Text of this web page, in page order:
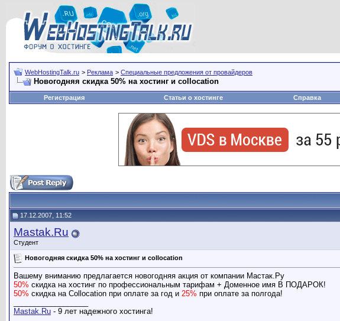
WebHostingTalk.ru > Реклама > Специальные предложения от провайдеров
Новогодняя скидка 50% на хостинг и collocation
Регистрация
Статьи о хостинге Справка
17.12.2007, 11:52
Mastak.Ru
Студент
Новогодняя скидка 50% на хостинг и collocation
Вашему вниманию предлагается новогодняя акция от компании Мастак.Ру
50% скидка на хостинг по профессиональным тарифам + Доменное имя В ПОДАРОК!
50% скидка на Collocation при оплате за год и 25% при оплате за полгода!
Mastak.Ru - 9 лет надежного хостинга!